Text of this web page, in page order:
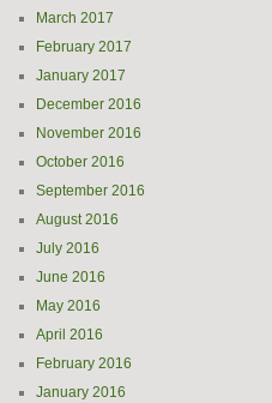
March 2017
February 2017
January 2017
December 2016
November 2016
October 2016
September 2016
August 2016
July 2016
June 2016
May 2016
April 2016
February 2016
January 2016